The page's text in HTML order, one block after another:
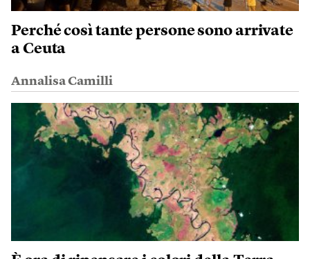
Perché così tante persone sono arrivate
a Ceuta
Annalisa Camilli